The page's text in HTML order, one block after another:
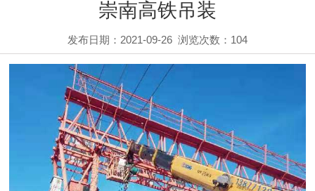
崇南高铁吊装
发布日期：2021-09-26 浏览次数： 104